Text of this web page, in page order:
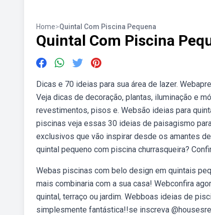
Home>Quintal Com Piscina Pequena
Quintal Com Piscina
Dicas e 70 ideias para sua área de lazer.
Veja dicas de decoração, plantas, iluminação e
revestimentos, pisos e. Websão ideias para
piscinas veja essas 30 ideias de paisagismo
exclusivos que vão inspirar desde os amantes
quintal pequeno com piscina churrasqueira?
Webas piscinas com belo design em quintais
mais combinaria com a sua casa! Webconfira
quintal, terraço ou jardim. Webboas ideias de
simplesmente fantástica!!se inscreva